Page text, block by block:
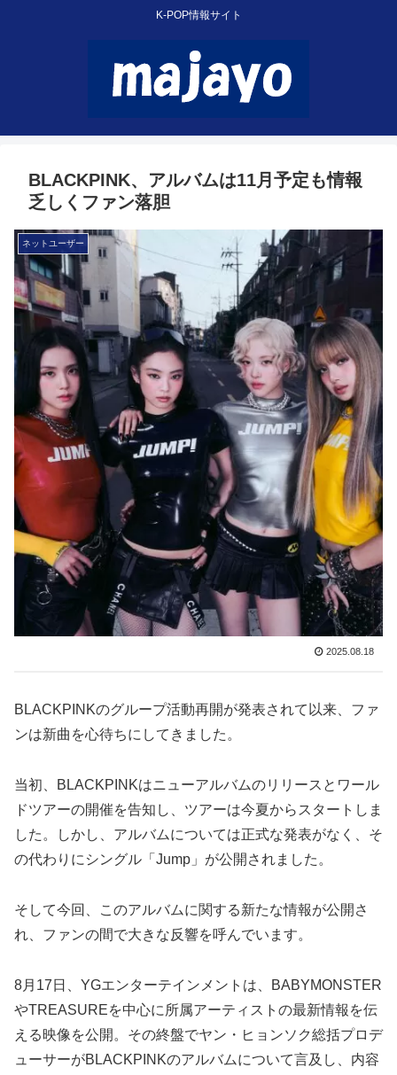
K-POP情報サイト
BLACKPINK、アルバムは11月予定も情報
乏しくファン落胆
ネットユーザー
2025.08.18
BLACKPINKのグループ活動再開が発表されて以来、ファ
ンは新曲を心待ちにしてきました。
当初、BLACKPINKはニューアルバムのリリースとワール
ドツアーの開催を告知し、ツアーは今夏からスタートしま
した。しかし、アルバムについては正式な発表がなく、そ
の代わりにシングル「Jump」が公開されました。
そして今回、このアルバムに関する新たな情報が公開さ
れ、ファンの間で大きな反響を呼んでいます。
8月17日、YGエンターテインメントは、BABYMONSTER
やTREASUREを中心に所属アーティストの最新情報を伝
える映像を公開。その終盤でヤン・ヒョンソク総括プロデ
ューサーがBLACKPINKのアルバムについて言及し、内容